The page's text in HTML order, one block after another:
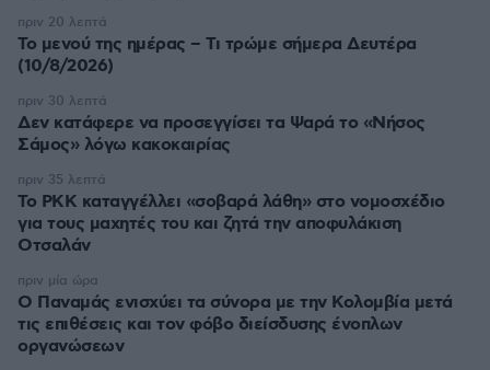
Το μενού της ημέρας – Τι τρώμε σήμερα Δευτέρα
(10/8/2026)
πριν 20 λεπτά
Δεν κατάφερε να προσεγγίσει τα Ψαρά το «Νήσος
Σάμος» λόγω κακοκαιρίας
πριν 30 λεπτά
Το PKK καταγγέλλει «σοβαρά λάθη» στο νομοσχέδιο
για τους μαχητές του και ζητά την αποφυλάκιση
Οτσαλάν
πριν 35 λεπτά
O Παναμάς ενισχύει τα σύνορα με την Κολομβία μετά
τις επιθέσεις και τον φόβο διείσδυσης ένοπλων
οργανώσεων
πριν μία ώρα